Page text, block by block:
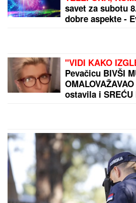
LANČANI
osoba odmah
stvaraju se gužve
"VARA LJUDE I
Poznati glumac
ukrali mu